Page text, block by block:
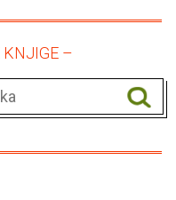
KNJIGE –